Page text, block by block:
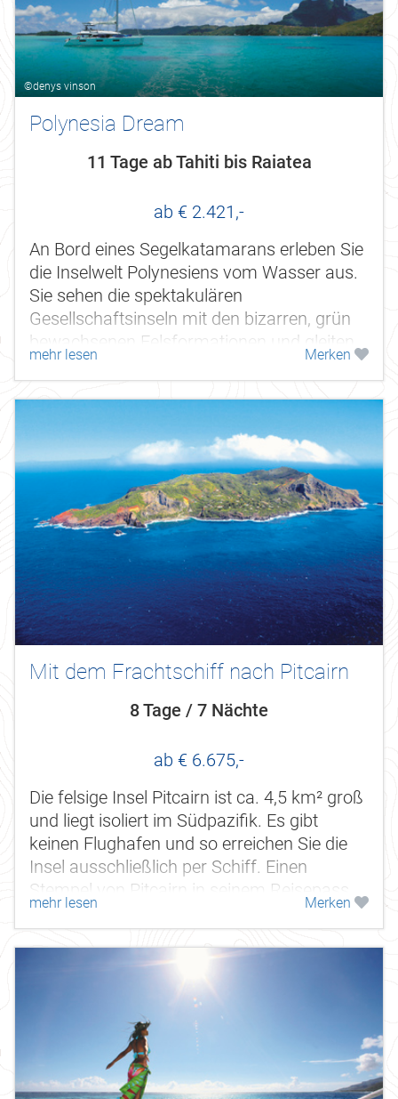
©denys vinson
Polynesia Dream
11 Tage ab Tahiti bis Raiatea
ab € 2.421,-
An Bord eines Segelkatamarans erleben Sie
die Inselwelt Polynesiens vom Wasser aus.
Sie sehen die spektakulären
Gesellschaftsinseln mit den bizarren, grün
bewachsenen Felsformationen und gleiten
in den ruhigen Gewässern der blauen...
mehr lesen Merken
Mit dem Frachtschiff nach Pitcairn
8 Tage / 7 Nächte
ab € 6.675,-
Die felsige Insel Pitcairn ist ca. 4,5 km² groß
und liegt isoliert im Südpazifik. Es gibt
keinen Flughafen und so erreichen Sie die
Insel ausschließlich per Schiff. Einen
Stempel von Pitcairn in seinem Reisepass
zu haben, gilt selbst...
mehr lesen Merken